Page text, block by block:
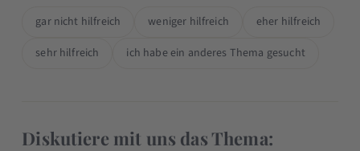
gar nicht hilfreich weniger hilfreich
eher hilfreich
sehr hilfreich
ich habe ein anderes Thema gesucht
Diskutiere mit uns das Thema: